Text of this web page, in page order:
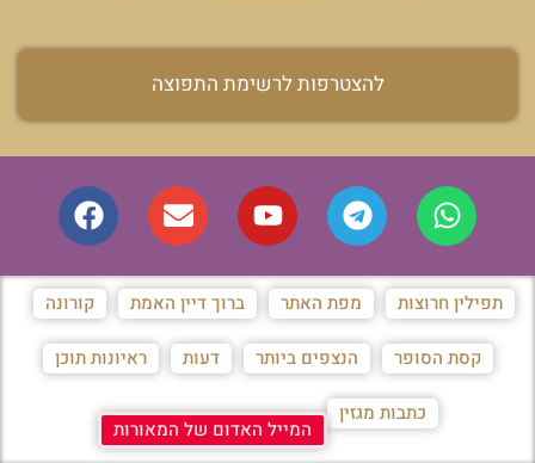
להצטרפות לרשימת התפוצה
תפילין חרוצות מפת האתר ברוך דיין האמת קורונה
קסת הסופר הנצפים ביותר דעות ראיונות תוכן
כתבות מגזין
המייל האדום של המאורות